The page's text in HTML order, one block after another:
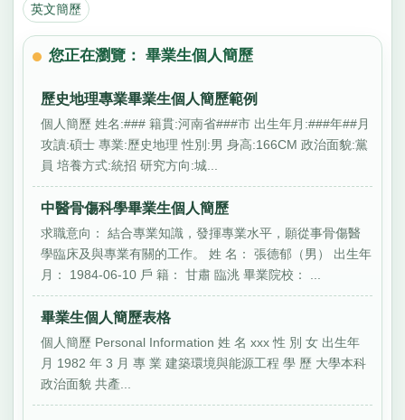
英文簡歷
您正在瀏覽： 畢業生個人簡歷
歷史地理專業畢業生個人簡歷範例
個人簡歷 姓名:### 籍貫:河南省###市 出生年月:###年##月
攻讀:碩士 專業:歷史地理 性別:男 身高:166CM 政治面貌:黨
員 培養方式:統招 研究方向:城...
中醫骨傷科學畢業生個人簡歷
求職意向： 結合專業知識，發揮專業水平，願從事骨傷醫
學臨床及與專業有關的工作。 姓 名： 張德郁（男） 出生年
月： 1984-06-10 戶 籍： 甘肅 臨洮 畢業院校： ...
畢業生個人簡歷表格
個人簡歷 Personal Information 姓 名 xxx 性 別 女 出生年
月 1982 年 3 月 專 業 建築環境與能源工程 學 歷 大學本科
政治面貌 共產...